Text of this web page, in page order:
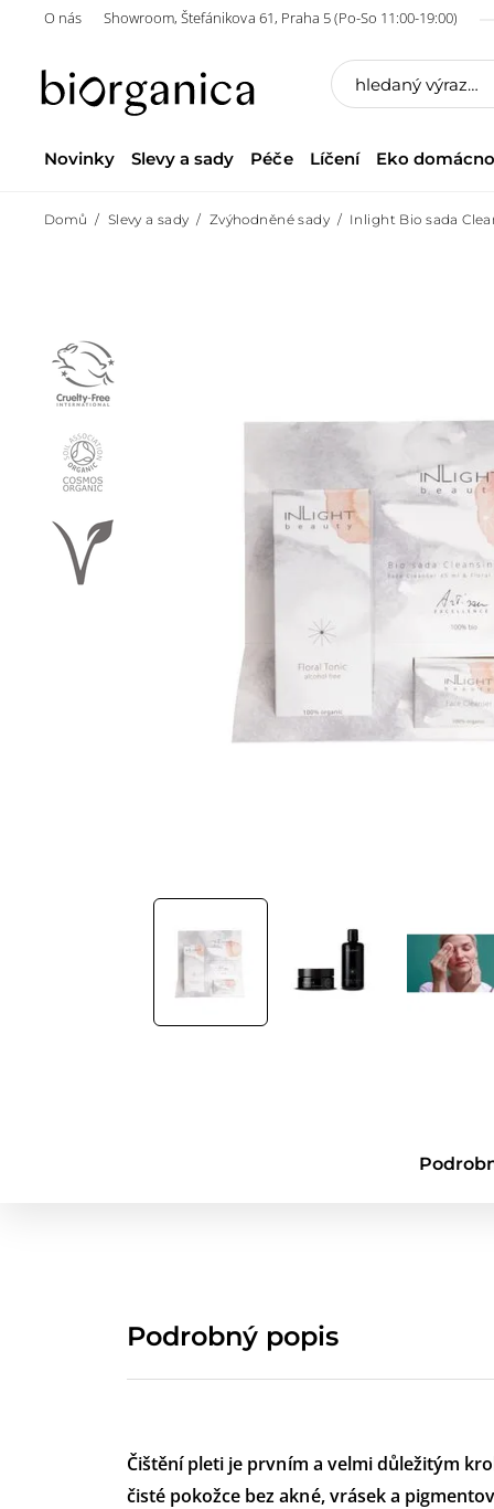
O nás Showroom, Štefánikova 61, Praha 5 (Po-So 11:00-19:00)
Novinky Slevy a sady Péče Líčení Eko
Domů Slevy a sady Zvýhodněné sady Inlight Bio sada
Podrobný popis
Čištění pleti je prvním a velmi důležitým
čisté pokožce bez akné, vrásek a